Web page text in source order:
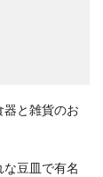
と雑貨のお
な豆皿で有名